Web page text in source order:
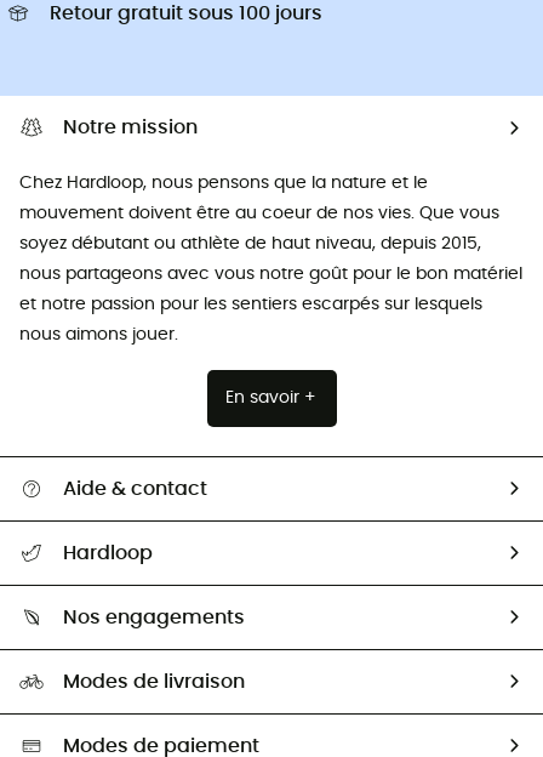
Retour gratuit sous 100 jours
Notre mission
Chez Hardloop, nous pensons que la nature et le
mouvement doivent être au coeur de nos vies. Que vous
soyez débutant ou athlète de haut niveau, depuis 2015,
nous partageons avec vous notre goût pour le bon matériel
et notre passion pour les sentiers escarpés sur lesquels
nous aimons jouer.
En savoir +
Aide & contact
Retour & remboursement
Guide des tailles
Seconde Main
Aide & Contact
Hardloop
HardGuides
Nos engagements
Sélection éco-responsable
Modes de livraison
Modes de paiement